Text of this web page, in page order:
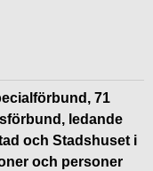
71
ledande
och Stadshuset i
och personer